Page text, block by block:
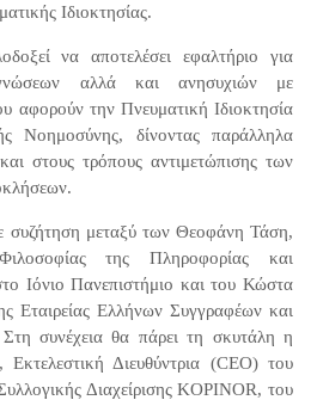
Ιδιοκτησίας.
να αποτελέσει εφαλτήριο για
αλλά και ανησυχιών με
αφορούν την Πνευματική Ιδιοκτησία
Νοημοσύνης, δίνοντας παράλληλα
στους τρόπους αντιμετώπισης των
συζήτηση μεταξύ των Θεοφάνη Τάση,
της Πληροφορίας και
Ιόνιο Πανεπιστήμιο και του Κώστα
Εταιρείας Ελλήνων Συγγραφέων και
συνέχεια θα πάρει τη σκυτάλη η
Διευθύντρια (CEO) του
Διαχείρισης KOPINOR, του